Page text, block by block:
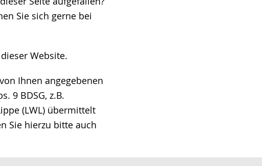
Sie sich gerne bei
Website.
Ihnen angegebenen
9 BDSG, z.B.
(LWL) übermittelt
Sie hierzu bitte auch